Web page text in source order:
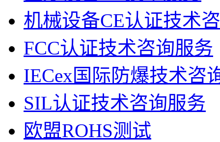
机械设备CE认证技术
FCC认证技术咨询服务
IECex国际防爆技术咨
SIL认证技术咨询服务
欧盟ROHS测试